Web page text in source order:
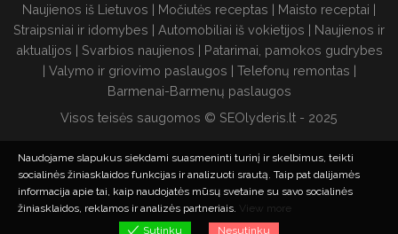
Naujienos iš Lietuvos | Močiutės receptas | Maisto receptai |
Straipsniai ir idomybes | Automobiliai iš vokietijos | Naujienos ir
aktualijos | Svarbios naujienos | Patarimai, pamokos gudrybes
| Valymo ir griovimo paslaugos | Telefonų remontas |
Barmenai-Barmenų paslaugos
Visos teisės saugomos © SEOlyderis.lt - 2025
Naudojame slapukus siekdami suasmeninti turinį ir skelbimus, teikti
socialinės žiniasklaidos funkcijas ir analizuoti srautą. Taip pat dalijamės
informacija apie tai, kaip naudojatės mūsų svetaine su savo socialinės
žiniasklaidos, reklamos ir analizės partneriais. View more
Sutinku
Nesutinku